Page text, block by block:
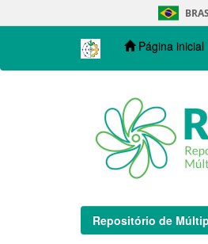
navigation
Página inicial
Repositório de